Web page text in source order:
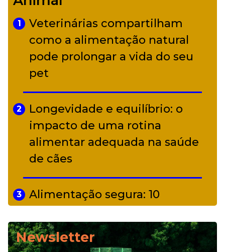
diverso a partir de R$ 17
Adriana Calcanhotto retoma
alter ego infantil para show em
Curitiba
1
Veterinárias compartilham
como a alimentação natural
pode prolongar a vida do seu
pet
2
Longevidade e equilíbrio: o
impacto de uma rotina
alimentar adequada na saúde
de cães
3
Alimentação segura: 10
4
Alimentação natural e mix
Newsletter